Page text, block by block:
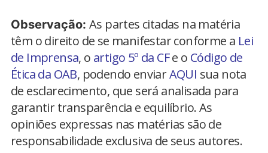
Observação: As partes citadas na matéria
têm o direito de se manifestar conforme a Lei
de Imprensa, o artigo 5º da CFe o Código de
Ética da OAB, podendo enviarAQUI sua nota
de esclarecimento, que será analisada para
garantir transparência e equilíbrio. As
opiniões expressas nas matérias são de
responsabilidade exclusiva de seus autores.